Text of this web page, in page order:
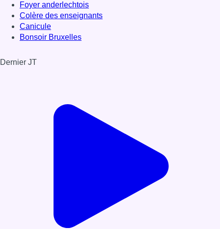
Foyer anderlechtois
Colère des enseignants
Canicule
Bonsoir Bruxelles
Dernier JT